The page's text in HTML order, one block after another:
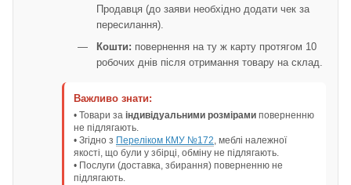
Продавця (до заяви необхідно додати чек за
пересилання).
Кошти: повернення на ту ж карту протягом 10
робочих днів після отримання товару на склад.
Важливо знати:
• Товари за індивідуальними розмірами поверненню
не підлягають.
• Згідно з Переліком КМУ №172, меблі належної
якості, що були у збірці, обміну не підлягають.
• Послуги (доставка, збирання) поверненню не
підлягають.